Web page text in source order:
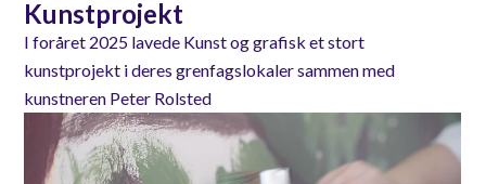
Kunstprojekt
I foråret 2025 lavede Kunst og grafisk et stort
kunstprojekt i deres grenfagslokaler sammen med
kunstneren Peter Rolsted